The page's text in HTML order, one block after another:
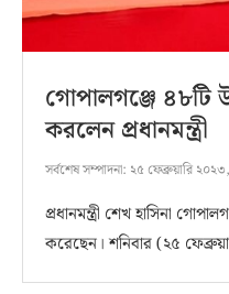
গোপালগঞ্জে ৪৮টি
করলেন প্রধানমন্ত্রী
সর্বশেষ সম্পাদনা: ২৫ ফেব্রুয়ারি
প্রধানমন্ত্রী শেখ হাসিনা
করেছেন। শনিবার (২৫